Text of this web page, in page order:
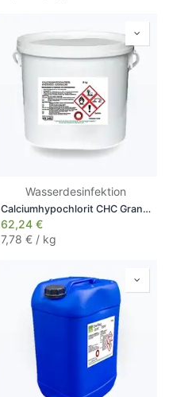
Wasserdesinfektion
Calciumhypochlorit CHC Granulat, 8 kg
62,24 €
7,78 € / kg